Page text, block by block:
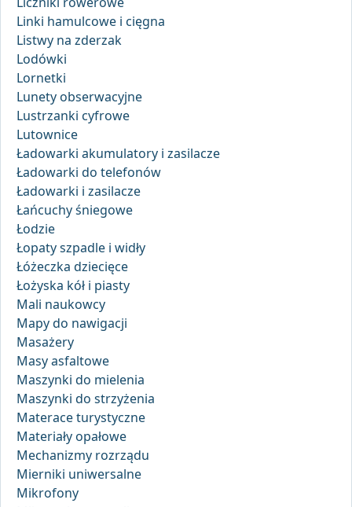
Linki hamulcowe i cięgna
Listwy na zderzak
Lodówki
Lornetki
Lunety obserwacyjne
Lustrzanki cyfrowe
Lutownice
Ładowarki akumulatory i zasilacze
Ładowarki do telefonów
Ładowarki i zasilacze
Łańcuchy śniegowe
Łodzie
Łopaty szpadle i widły
Łóżeczka dziecięce
Łożyska kół i piasty
Mali naukowcy
Mapy do nawigacji
Masażery
Masy asfaltowe
Maszynki do mielenia
Maszynki do strzyżenia
Materace turystyczne
Materiały opałowe
Mechanizmy rozrządu
Mierniki uniwersalne
Mikrofony